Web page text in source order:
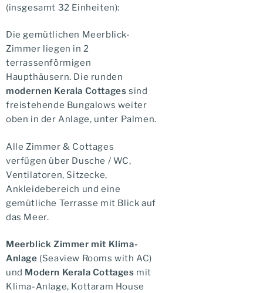
(insgesamt 32 Einheiten):
Die gemütlichen Meerblick-
Zimmer liegen in 2
terrassenförmigen
Haupthäusern. Die runden
modernen Kerala Cottages sind
freistehende Bungalows weiter
oben in der Anlage, unter Palmen.
Alle Zimmer & Cottages
verfügen über Dusche / WC,
Ventilatoren, Sitzecke,
Ankleidebereich und eine
gemütliche Terrasse mit Blick auf
das Meer.
Meerblick Zimmer mit Klima-
Anlage (Seaview Rooms with AC)
und Modern Kerala Cottages mit
Klima-Anlage, Kottaram House